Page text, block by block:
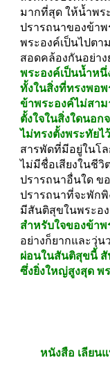
มากที่สุด ให้น้ำพร
ปรารถนาของข้า
พระองค์เป็นไปต
สอดคล้องกันอย่า
พระองค์เป็นน้ำห
ทั้งในสิ่งที่ทรงพอ
ข้าพระองค์ไม่สา
ตั้งใจในสิ่งใดนอก
ไม่ทรงตั้งพระทัย
สารพัดที่มีอยู่ในโ
ไม่มีชื่อเสียงในชีวิ
ปรารถนาอื่นใด ข
ปรารถนาที่จะพัก
มีสันติสุขในพระอ
สำหรับใจของข้าพ
อย่างก็ยากและวุ่น
ผ่อนในสันติสุขนี้
ซึ่งยิ่งใหญ่สูงสุด พ
หนังสือ เลีย